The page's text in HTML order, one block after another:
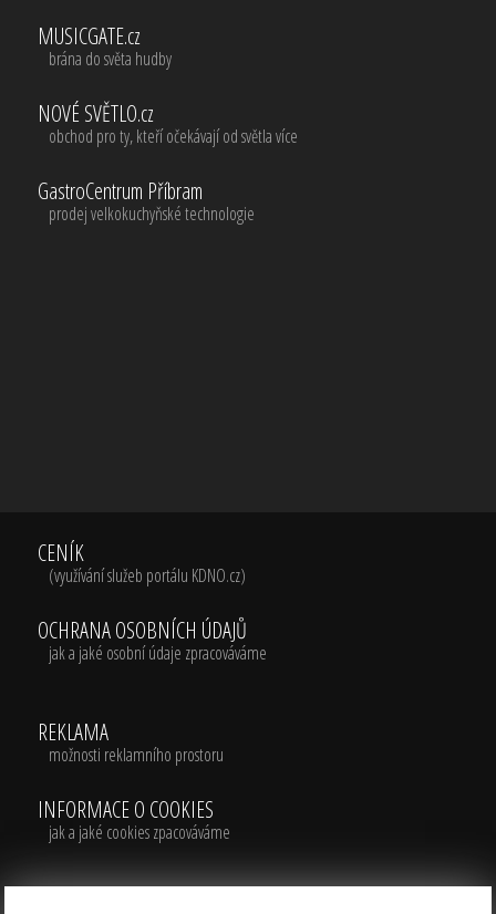
MUSICGATE.cz
brána do světa hudby
NOVÉ SVĚTLO.cz
obchod pro ty, kteří očekávají od světla více
GastroCentrum Příbram
prodej velkokuchyňské technologie
CENÍK
(využívání služeb portálu KDNO.cz)
OCHRANA OSOBNÍCH ÚDAJŮ
jak a jaké osobní údaje zpracováváme
REKLAMA
možnosti reklamního prostoru
INFORMACE O COOKIES
jak a jaké cookies zpacováváme